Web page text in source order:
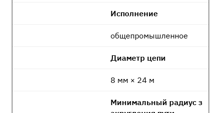
Исполнение
общепромышленное
Диаметр цепи
8 мм × 24 м
Минимальный радиус з